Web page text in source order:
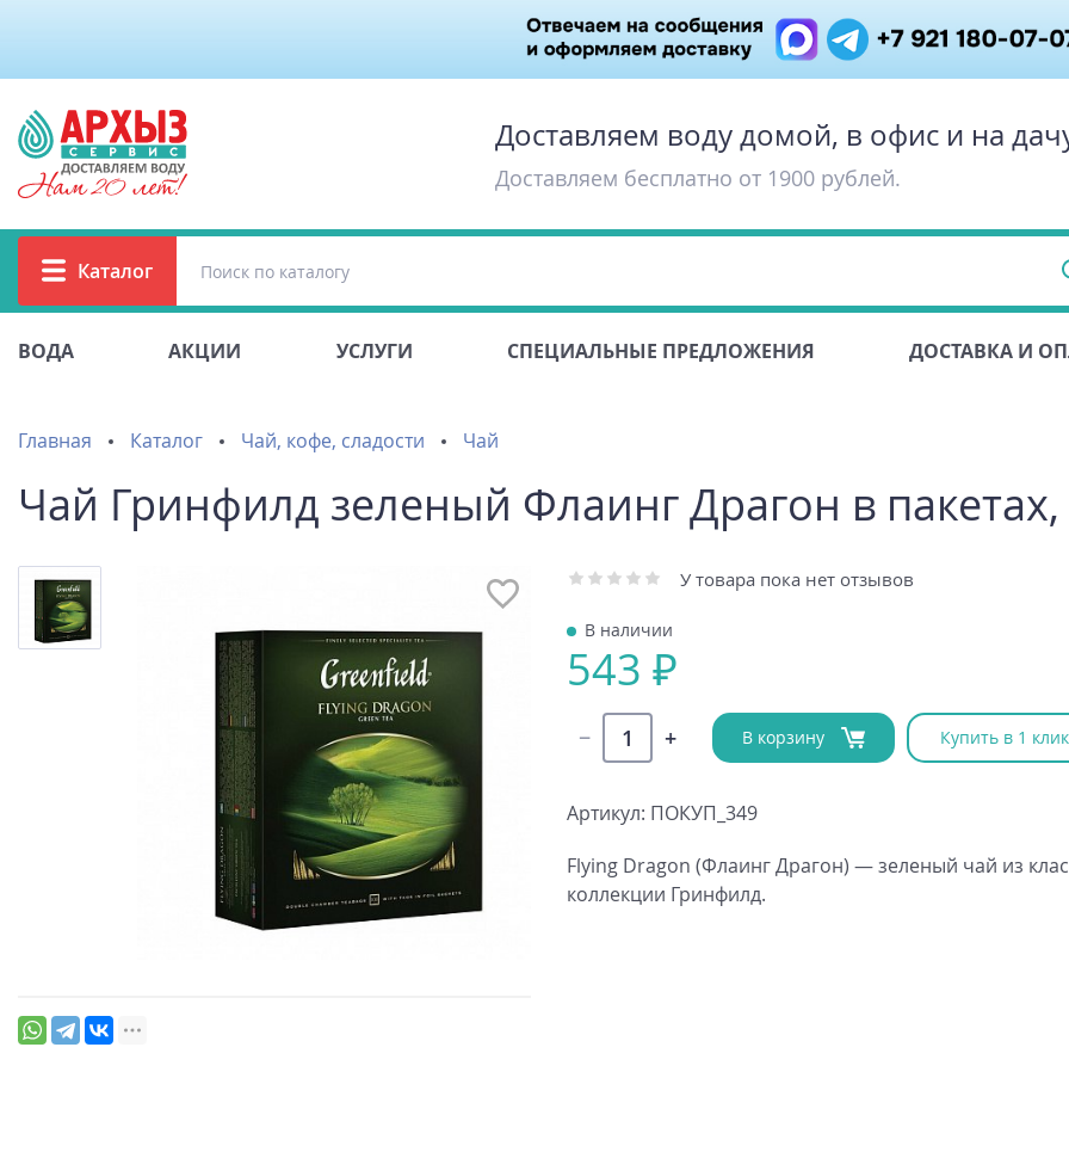
Доставляем воду домой, в офис и на
Доставляем бесплатно от 1900 рублей.
Каталог
ВОДА АКЦИИ УСЛУГИ СПЕЦИАЛЬНЫЕ ПРЕДЛОЖЕНИЯ ДОСТАВКА И
Главная Каталог Чай, кофе, сладости Чай
Чай Гринфилд зеленый Флаинг Драгон в
У товара пока нет отзывов
В наличии
543 ₽
В корзину Купить в 1 клик
Артикул: ПОКУП_349
Flying Dragon (Флаинг Драгон) — зеленый чай из
коллекции Гринфилд.